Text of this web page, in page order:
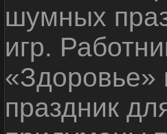
шумных
игр.
«Здоровье»
праздник